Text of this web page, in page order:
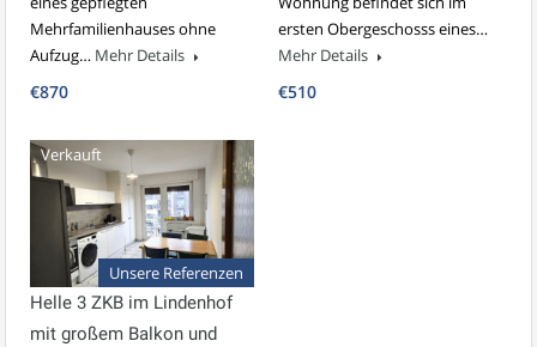
Mehrfamilienhauses ohne
Aufzug… Mehr Details
€870
ersten Obergeschosss eines…
Mehr Details
€510
Verkauft
Unsere Referenzen
Helle 3 ZKB im Lindenhof
mit großem Balkon und